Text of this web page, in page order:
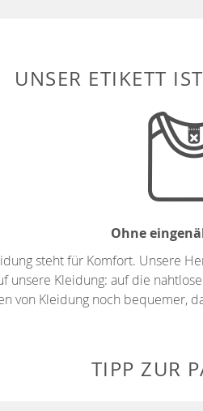
UNSER ETIKETT
Ohne
steht für Komfort. Unsere
unsere Kleidung: auf die
von Kleidung noch bequemer,
TIPP ZUR